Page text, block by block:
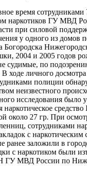
время сотрудниками
наркотиков ГУ МВД
при силовой
у одного из домов
Богородска
2004 и 2005 годов
судимые, по
В ходе личного
полиции
неизвестного
исследования было
наркотическое
около 27 гр. При
сотрудниками
с наркотическим
ранее заложили в
с наркотиком были
ГУ МВД России по